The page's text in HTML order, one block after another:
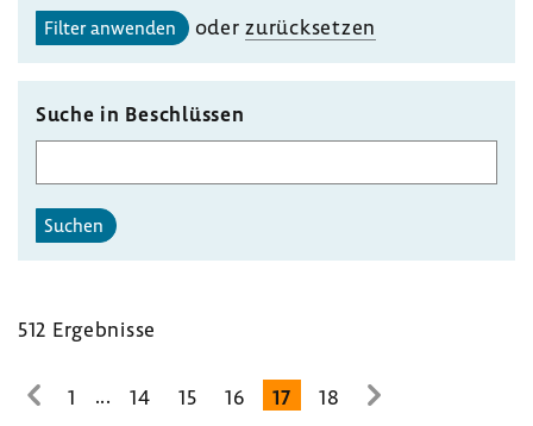
gewählten
Unterausschusses
auswählen
Filter anwenden oderzurück­setzen
Suche in Beschlüssen
Suchen
512 Ergeb­nisse
zur
1 ... 14 15 16 17 18
zur